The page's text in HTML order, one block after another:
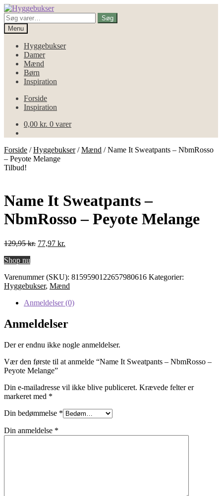
Spring
til
navigation
Spring
til
indhold
Søg
efter:
Søg
Menu
Hyggebukser
Damer
Mænd
Børn
Inspiration
Forside
Inspiration
0,00 kr. 0 varer
Forside /Hyggebukser/Mænd /Name It Sweatpants – NbmRosso
– Peyote Melange
Tilbud!
Name It Sweatpants –
NbmRosso – Peyote Melange
129,95kr. Den
129,95 kr..
77,97 kr.
77,97 kr..
Shop nu
Varenummer (SKU): 8159590122657980616 Kategorier:
Hyggebukser, Mænd
Anmeldelser (0)
Anmeldelser
Der er endnu ikke nogle anmeldelser.
Vær den første til at anmelde “Name It Sweatpants – NbmRosso –
Peyote Melange”
Din e-mailadresse vil ikke blive publiceret. Krævede felter er
markeret med *
Din bedømmelse *
Din anmeldelse *